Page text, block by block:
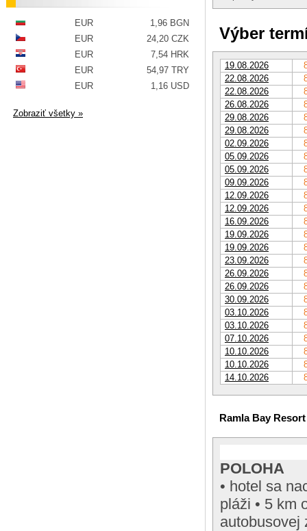
Výber
19.08.2026
22.08.2026
22.08.2026
26.08.2026
29.08.2026
29.08.2026
02.09.2026
05.09.2026
05.09.2026
09.09.2026
12.09.2026
12.09.2026
16.09.2026
19.09.2026
19.09.2026
23.09.2026
26.09.2026
26.09.2026
30.09.2026
03.10.2026
03.10.2026
07.10.2026
10.10.2026
10.10.2026
14.10.2026
Ramla Bay Resort
POLOHA
• hotel sa
pláži • 5 km
autobusovej
EUR
1,96 BGN
EUR
24,20 CZK
EUR
7,54 HRK
EUR
54,97 TRY
EUR
1,16 USD
Zobraziť všetky »